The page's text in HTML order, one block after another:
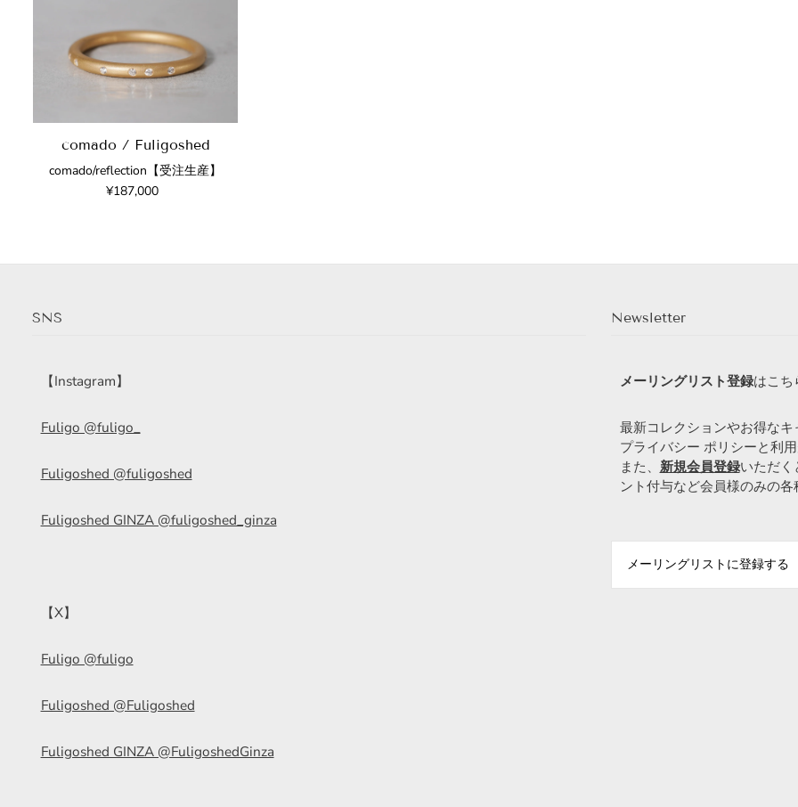
comado / Fuligoshed
comado/reflection【受注生産】
¥187,000
SNS
【Instagram】
Fuligo @fuligo_
Fuligoshed @fuligoshed
Fuligoshed GINZA @fuligoshed_ginza
【X】
Fuligo @fuligo
Fuligoshed @Fuligoshed
Fuligoshed GINZA @FuligoshedGinza
Newsletter
メーリングリスト登録はこち
最新コレクションやお得な
プライバシー ポリシーと利
また、 新規会員登録いただく
ント付与など会員様のみの